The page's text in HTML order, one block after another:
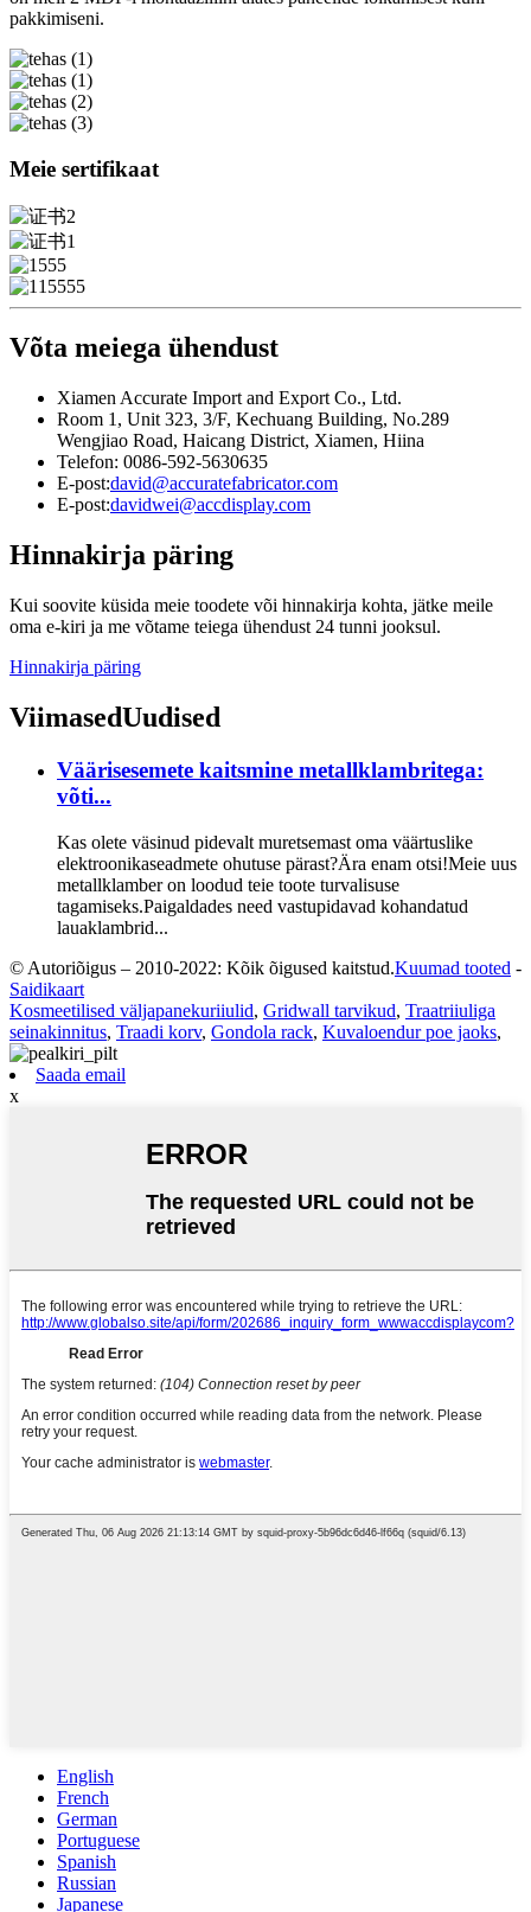
pakkimiseni.
Meie sertifikaat
Võta meiega ühendust
Xiamen Accurate Import and Export Co., Ltd.
Room 1, Unit 323, 3/F, Kechuang Building, No.289
Wengjiao Road, Haicang District, Xiamen, Hiina
Telefon: 0086-592-5630635
E-post:david@accuratefabricator.com
E-post:davidwei@accdisplay.com
Hinnakirja päring
Kui soovite küsida meie toodete või hinnakirja kohta, jätke meile
oma e-kiri ja me võtame teiega ühendust 24 tunni jooksul.
Hinnakirja päring
ViimasedUudised
Väärisesemete kaitsmine metallklambritega:
võti...
Kas olete väsinud pidevalt muretsemast oma väärtuslike
elektroonikaseadmete ohutuse pärast?Ära enam otsi!Meie uus
metallklamber on loodud teie toote turvalisuse
tagamiseks.Paigaldades need vastupidavad kohandatud
lauaklambrid...
© Autoriõigus – 2010-2022: Kõik õigused kaitstud.Kuumad tooted -
Saidikaart
Kosmeetilised väljapanekuriiulid, Gridwall tarvikud, Traatriiuliga
seinakinnitus, Traadi korv, Gondola rack, Kuvaloendur poe jaoks,
Saada email
x
English
French
German
Portuguese
Spanish
Russian
Japanese